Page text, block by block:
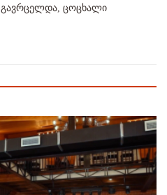
გავრცელდა, ცოცხალი